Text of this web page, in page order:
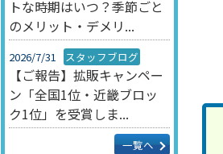
トな時期はいつ？季節ごと
のメリット・デメリ...
2026/7/31 スタッフブログ
【ご報告】拡販キャンペー
ン「全国1位・近畿ブロッ
ク1位」を受賞しま...
一覧へ